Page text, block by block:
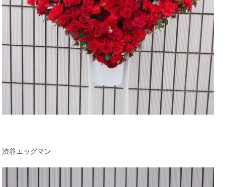
渋谷エッグマン